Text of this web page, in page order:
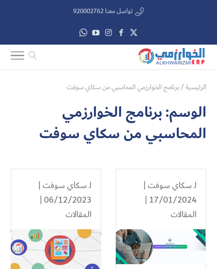
تواصل معنا 920002762
الرئيسية/ برنامج الخوارزمي المحاسبي من سكاي سوفت
الوسم:برنامج الخوارزمي
المحاسبي من سكاي سوفت
لـسكاي سوفت |
17/01/2024 |
المقالات
لـسكاي سوفت |
06/12/2023 |
المقالات